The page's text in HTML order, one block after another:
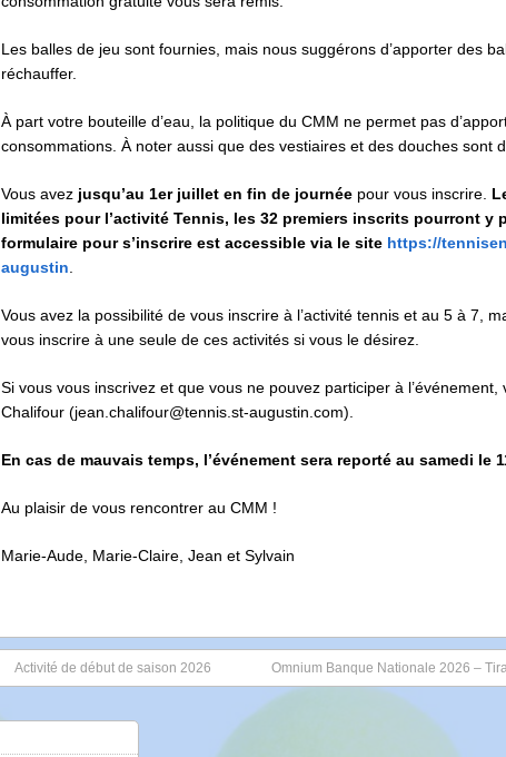
Les balles de jeu sont fournies, mais nous suggérons d’apporter des
réchauffer.
À part votre bouteille d’eau, la politique du CMM ne permet pas
consommations. À noter aussi que des vestiaires et des douches sont
Vous avez jusqu’au 1er juillet en fin de journée pour vous inscrire.
limitées pour l’activité Tennis, les 32 premiers inscrits pourront y
formulaire pour s’inscrire est accessible via le site https://
augustin
Vous avez la possibilité de vous inscrire à l’activité tennis et au 5 à 7,
vous inscrire à une seule de ces activités si vous le désirez.
Si vous vous inscrivez et que vous ne pouvez participer à l’événement,
Chalifour (jean.chalifour@tennis.st-augustin.com).
En cas de mauvais temps, l’événement sera reporté au samedi le
Au plaisir de vous rencontrer au CMM !
Marie-Aude, Marie-Claire, Jean et Sylvain
Activité de début de saison 2026 Omnium Banque Nationale 2026 –